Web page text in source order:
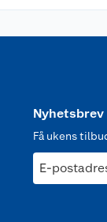
Nyhetsbrev
Få ukens
E-